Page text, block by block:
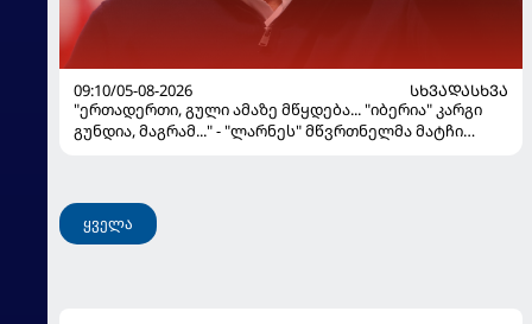
09:10/05-08-2026
ᲡᲮᲕᲐᲓᲐᲡᲮᲕᲐ
"ერთადერთი, გული ამაზე მწყდება... "იბერია" კარგი
გუნდია, მაგრამ..." - "ლარნეს" მწვრთნელმა მატჩი
ყველა